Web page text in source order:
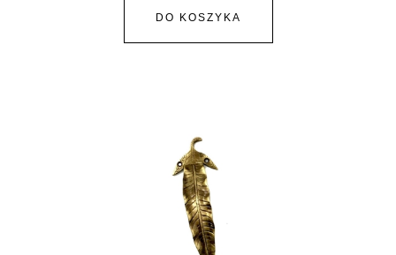
DO KOSZYKA